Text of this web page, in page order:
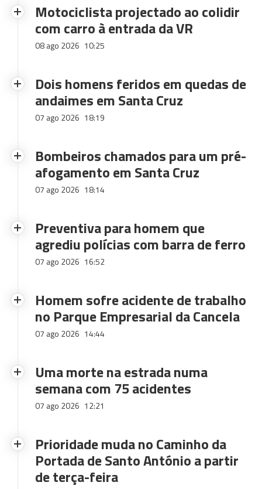
Motociclista projectado ao colidir
com carro à entrada da VR
08 ago 2026 10:25
Dois homens feridos em quedas de
andaimes em Santa Cruz
07 ago 2026 18:19
Bombeiros chamados para um pré-
afogamento em Santa Cruz
07 ago 2026 18:14
Preventiva para homem que
agrediu polícias com barra de ferro
07 ago 2026 16:52
Homem sofre acidente de trabalho
no Parque Empresarial da Cancela
07 ago 2026 14:44
Uma morte na estrada numa
semana com 75 acidentes
07 ago 2026 12:21
Prioridade muda no Caminho da
Portada de Santo António a partir
de terça-feira